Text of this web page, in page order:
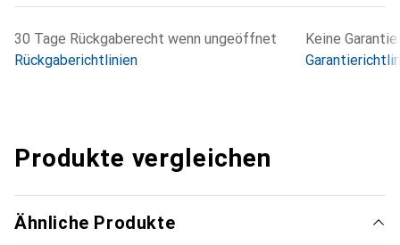
30 Tage Rückgaberecht wenn ungeöffnet
Rückgaberichtlinien
Keine Garantie
Produkte vergleichen
Ähnliche Produkte